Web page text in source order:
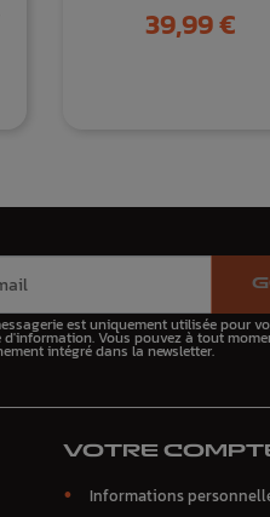
Prix
39,99 €
est uniquement utilisée pour
d'information. Vous pouvez à tout
intégré dans la newsletter.
VOTRE
Informations